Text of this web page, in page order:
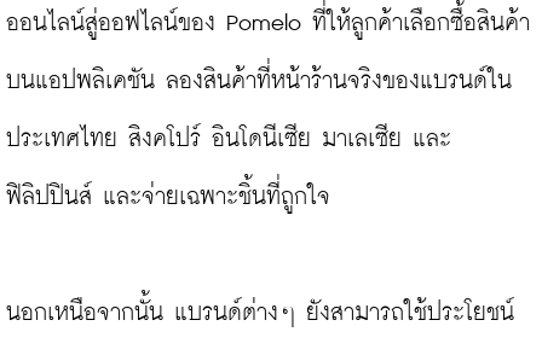
ออนไลน์สู่ออฟไลน์ของ Pomelo ที่ให้ลูกค้าเลือกซื้อสินค้า
บนแอปพลิเคชัน ลองสินค้าที่หน้าร้านจริงของแบรนด์ใน
ประเทศไทย สิงคโปร์ อินโดนีเซีย มาเลเซีย และ
ฟิลิปปินส์ และจ่ายเฉพาะชิ้นที่ถูกใจ
นอกเหนือจากนั้น แบรนด์ต่างๆ ยังสามารถใช้ประโยชน์